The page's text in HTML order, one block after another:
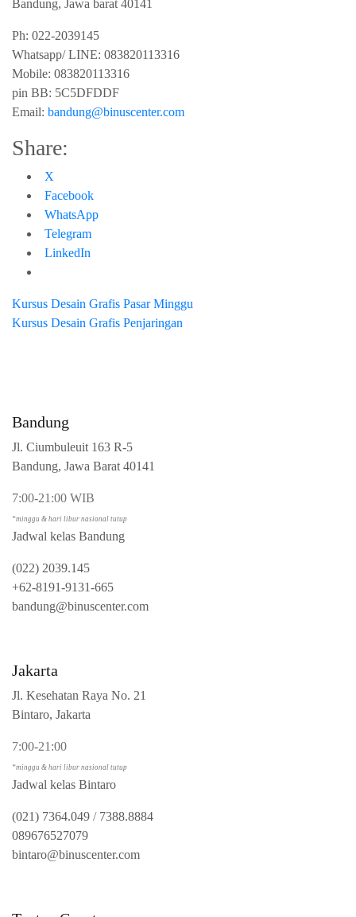
Bandung, Jawa barat 40141
Ph: 022-2039145
Whatsapp/ LINE: 083820113316
Mobile: 083820113316
pin BB: 5C5DFDDF
Email: bandung@binuscenter.com
Share:
X
Facebook
WhatsApp
Telegram
LinkedIn
Kursus Desain Grafis Pasar Minggu
Kursus Desain Grafis Penjaringan
Bandung
Jl. Ciumbuleuit 163 R-5
Bandung, Jawa Barat 40141
7:00-21:00 WIB
*minggu & hari libur nasional tutup
Jadwal kelas Bandung
(022) 2039.145
+62-8191-9131-665
bandung@binuscenter.com
Jakarta
Jl. Kesehatan Raya No. 21
Bintaro, Jakarta
7:00-21:00
*minggu & hari libur nasional tutup
Jadwal kelas Bintaro
(021) 7364.049 / 7388.8884
089676527079
bintaro@binuscenter.com